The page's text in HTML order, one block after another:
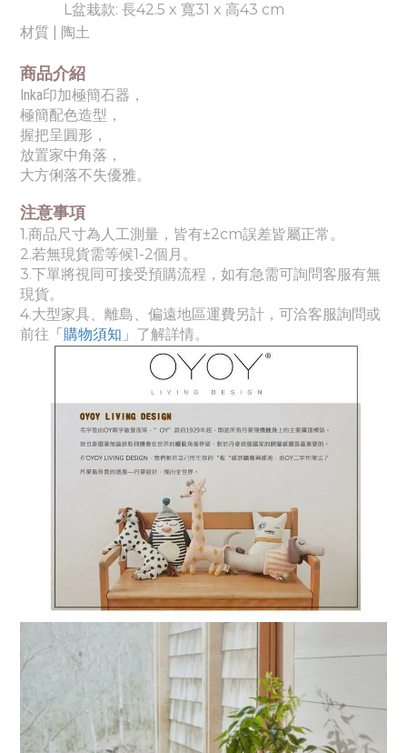
L盆栽款: 長42.5 x 寬31 x 高43 cm
材質 | 陶土
商品介紹
Inka印加極簡⽯器，
極簡配色造型，
握把呈圓形，
放置家中角落，
大方俐落不失優雅。
注意事項
1.商品尺寸為人工測量，皆有±2cm誤差皆屬正常。
2.若無現貨需等候1-2個月。
3.下單將視同可接受預購流程，如有急需可詢問客服有無
現貨。
4.大型家具、離島、偏遠地區運費另計，可洽客服詢問或
前往 「購物須知」 了解詳情。